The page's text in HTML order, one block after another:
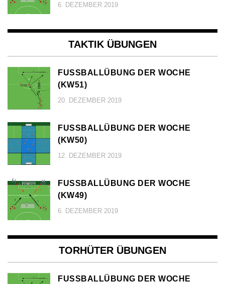
6. DEZEMBER 2019
TAKTIK ÜBUNGEN
FUSSBALLÜBUNG DER WOCHE (
KW51)
20. DEZEMBER 2019
FUSSBALLÜBUNG DER WOCHE (
KW50)
12. DEZEMBER 2019
FUSSBALLÜBUNG DER WOCHE (
KW49)
6. DEZEMBER 2019
TORHÜTER ÜBUNGEN
FUSSBALLÜBUNG DER WOCHE (